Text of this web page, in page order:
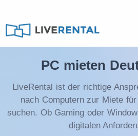
PC mieten
LiveRental ist der richtige
nach Computern zur Miete
suchen. Ob Gaming oder
digitalen